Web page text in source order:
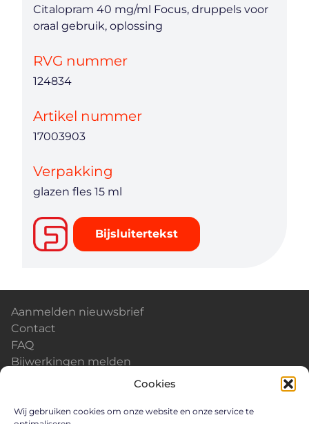
Cookies
Wij gebruiken cookies om onze website en onze service te
Citalopram 40 mg/ml Focus, druppels voor
oraal gebruik, oplossing
RVG nummer
124834
Artikel nummer
17003903
Verpakking
glazen fles 15 ml
Bijsluitertekst
Aanmelden nieuwsbrief
Contact
FAQ
Bijwerkingen melden
Careers